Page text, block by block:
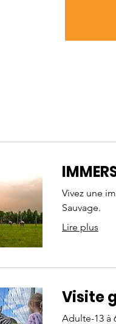
Vivez une
Sauvage.
Lire plus
Visite
Adulte-13 à